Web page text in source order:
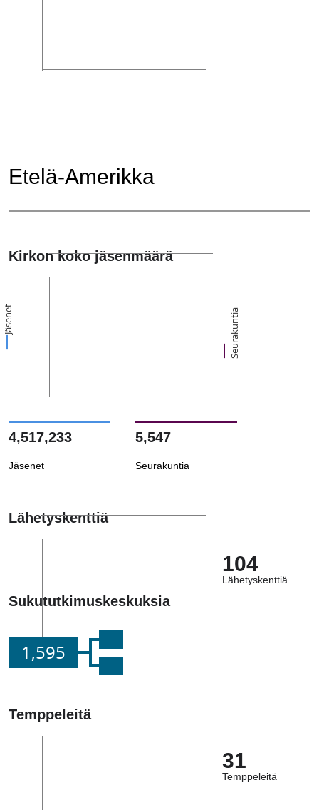
Etelä-Amerikka
Kirkon koko jäsenmäärä
Jäsenet Seurakuntia
4,517,233
Jäsenet
5,547
Seurakuntia
Lähetyskenttiä
104
Lähetyskenttiä
Sukututkimuskeskuksia
1,595
Temppeleitä
31
Temppeleitä